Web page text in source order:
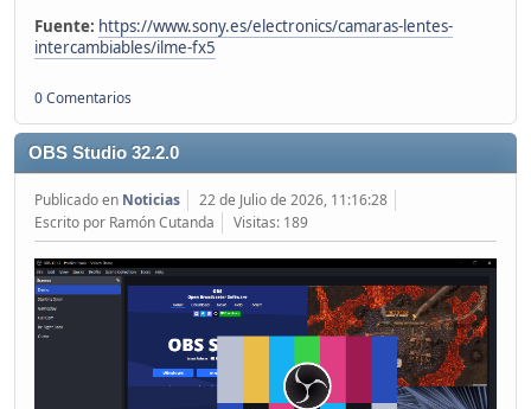
Fuente: https://www.sony.es/electronics/camaras-lentes-
intercambiables/ilme-fx5
0 Comentarios
OBS Studio 32.2.0
Publicado en Noticias
22 de Julio de 2026, 11:16:28
Escrito por Ramón Cutanda
Visitas: 189